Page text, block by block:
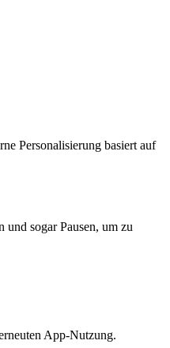
Personalisierung basiert auf
sogar Pausen, um zu
App-Nutzung.